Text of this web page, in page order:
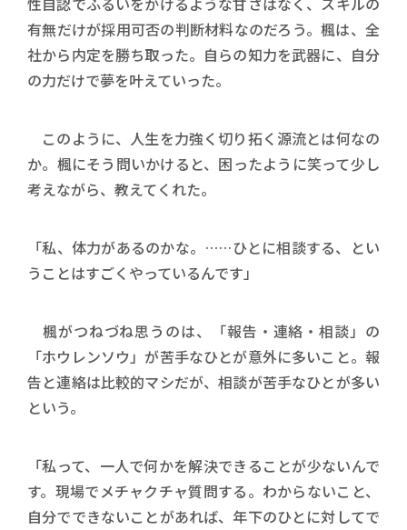
有無だけが採用可否の判断材料なのだろう。楓は、全
社から内定を勝ち取った。自らの知力を武器に、自分
の力だけで夢を叶えていった。
このように、人生を力強く切り拓く源流とは何なの
か。楓にそう問いかけると、困ったように笑って少し
考えながら、教えてくれた。
「私、体力があるのかな。……ひとに相談する、とい
うことはすごくやっているんです」
楓がつねづね思うのは、「報告・連絡・相談」の
「ホウレンソウ」が苦手なひとが意外に多いこと。報
告と連絡は比較的マシだが、相談が苦手なひとが多い
という。
「私って、一人で何かを解決できることが少ないんで
す。現場でメチャクチャ質問する。わからないこと、
自分でできないことがあれば、年下のひとに対してで